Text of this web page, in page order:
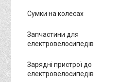
Сумки на колесах
Запчастини для
електровелосипедів
Зарядні пристрої до
електровелосипедів